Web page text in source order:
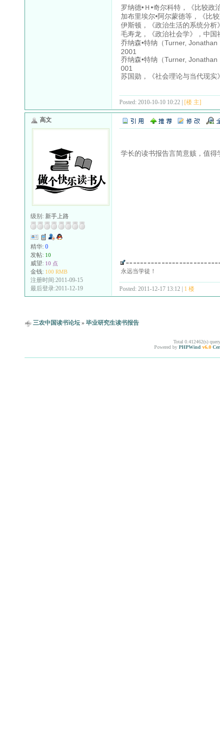
罗纳德•Ｈ•奇尔科特，《比较
加布里埃尔•阿尔蒙德等，《比
伊斯顿，《政治生活的系统分
毛寿龙，《政治社会学》，中
乔纳森•特纳（Turner,
2001
乔纳森•特纳（Turner,
001
苏国勋，《社会理论与当代现
Posted: 2010-10-10 10:22 | [楼 主]
高文
级别: 新手上路
精华: 0
发帖: 10
威望: 10 点
金钱: 100 RMB
注册时间:2011-09-15
最后登录:2011-12-19
学长的读书报告言简意赅，值得
永远当学徒！
Posted: 2011-12-17 13:12 | 1 楼
三农中国读书论坛 » 毕业研究生读书报告
Total 0.412462(s)
Powered by PHPWind v6.0